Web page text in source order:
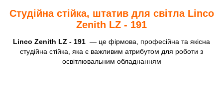
Студійна стійка, штатив для світла Linсo
Zenith LZ - 191
Linсo Zenith LZ - 191 — це фірмова, професійна та якісна
студійна стійка, яка є важливим атрибутом для роботи з
освітлювальним обладнанням